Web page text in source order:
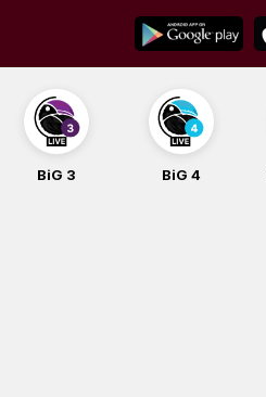
content
BiG 3 BiG 4